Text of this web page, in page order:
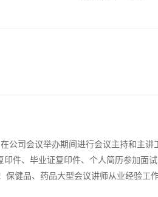
公司会议举办期间进行会议主持和主讲
件、毕业证复印件、个人简历参加面试
健品、药品大型会议讲师从业经验工